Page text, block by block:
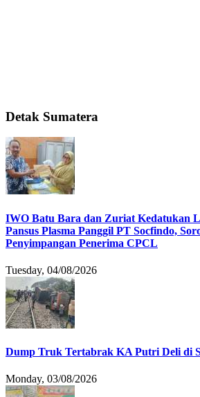
Detak Sumatera
IWO Batu Bara dan Zuriat Kedatukan
Pansus Plasma Panggil PT Socfindo,
Penyimpangan Penerima CPCL
Tuesday, 04/08/2026
Dump Truk Tertabrak KA Putri Deli di
Monday, 03/08/2026